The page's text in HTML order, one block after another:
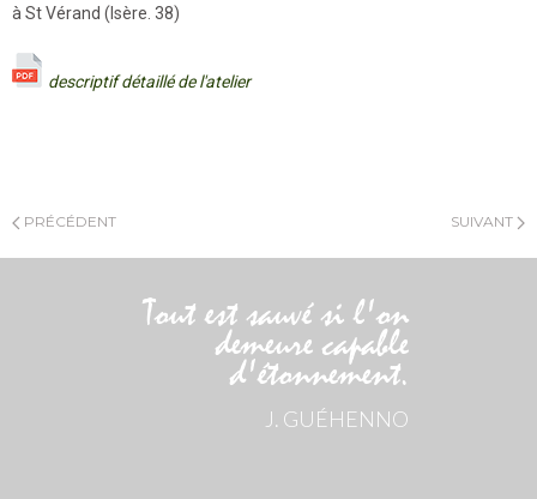
à St Vérand (Isère. 38)
descriptif détaillé de l'atelier
PRÉCÉDENT SUIVANT
Tout est sauvé si l'on
demeure capable
d'étonnement.
J. GUÉHENNO